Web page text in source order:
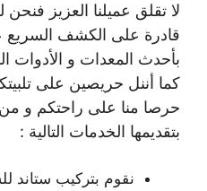
لا تقلق عميلنا العزيز فنحن
قادرة على الكشف السريع
بأحدث المعدات و الأدوات
كما أننل حريصين على
حرصا منا على راحتكم و من
بتقديمها الخدمات التالية :
نقوم بتركيب ستاند